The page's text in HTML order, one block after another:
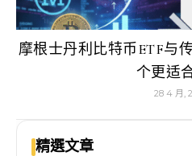
摩根士丹利比特币ETF与
个更适
28 4 月,
精選文章